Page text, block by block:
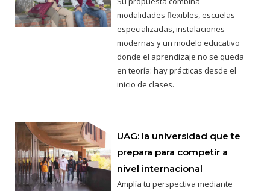
modalidades flexibles, escuelas
especializadas, instalaciones
modernas y un modelo educativo
donde el aprendizaje no se queda
en teoría: hay prácticas desde el
inicio de clases.
UAG: la universidad que te
prepara para competir a
nivel internacional
Amplía tu perspectiva mediante